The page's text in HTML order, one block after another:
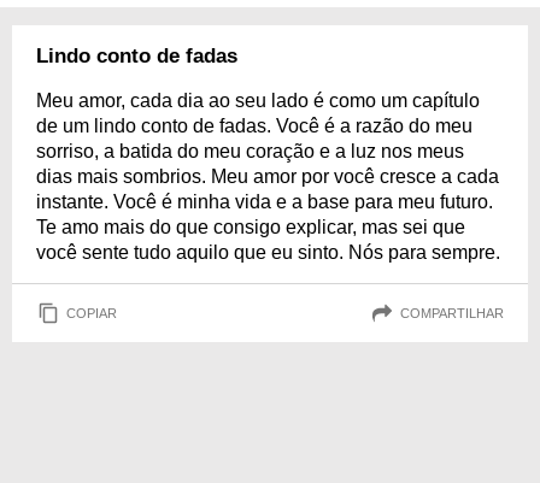
mais especial com estas belas declarações de amor.
Lindo conto de fadas
Meu amor, cada dia ao seu lado é como um capítulo
de um lindo conto de fadas. Você é a razão do meu
sorriso, a batida do meu coração e a luz nos meus
dias mais sombrios. Meu amor por você cresce a cada
instante. Você é minha vida e a base para meu futuro.
Te amo mais do que consigo explicar, mas sei que
você sente tudo aquilo que eu sinto. Nós para sempre.
COPIAR COMPARTILHAR